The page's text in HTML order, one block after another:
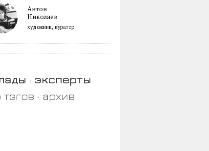
Антон
Николаев
художник, куратор
эксперты
архив